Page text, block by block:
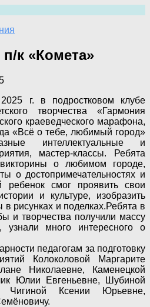
к «Комета»
г. в подростковом клубе
творчества «Гармония
краеведческого марафона,
«Всё о тебе, любимый город»
интеллектуальные и
мастер-классы. Ребята
о любимом городе,
о достопримечательностях и
ребенок смог проявить свои
и культуре, изобразить
рисунках и поделках.Ребята в
и творчества получили массу
узнали много интересного о
педагогам за подготовку
Колоколовой Маргарите
Николаевне, Каменецкой
Юлии Евгеньевне, Шубиной
Чигиной Ксении Юрьевне,